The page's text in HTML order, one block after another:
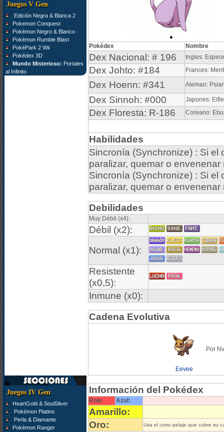
Juegos V Gen
Edición Negra & Blanca 2
Pokemon Conquest
Pokémon Negro & Blanco
Pokémon Rumble Blast
PokéPark 2 Wii
Pokédex 3D
Mundo Misterioso: Portales
al Infinito
Juegos IV Gen
HeartGold & SoulSilver
Pokémon Platino
Perla & Diamante
Pokémon Ranger
Pokédex Nombre
Dex Nacional: # 196 Ingles:
Dex Johto: #184 Frances:
Dex Hoenn: #341 Aleman:
Dex Sinnoh: #000 Japones: Eifie
Dex Floresta: R-186 Coreano:
Habilidades
Sincronía (Synchronize) : Si
paralizar, quemar o
Sincronía (Synchronize) : Si
paralizar, quemar o
Debilidades
Muy Débil (x4):
Débil (x2):
Normal (x1):
Resistente
(x0,5):
Inmune (x0):
Cadena Evolutiva
Eevee
Por
Información del Pokédex
Rojo Azul:
Amarillo:
Oro:
Usa el corto pelaje que cubre su